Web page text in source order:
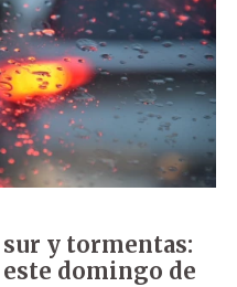
y tormentas:
domingo de